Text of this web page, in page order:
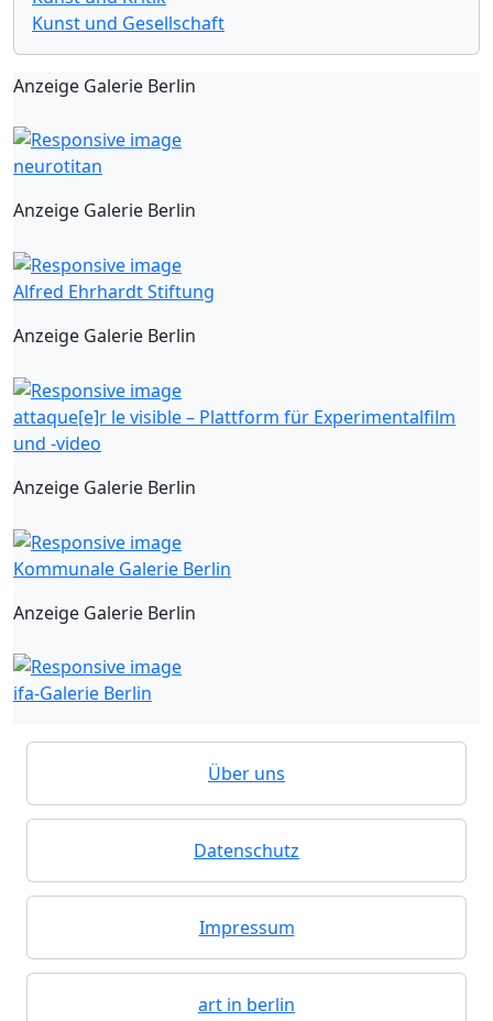
Kunst und Gesellschaft
Anzeige Galerie Berlin
neurotitan
Anzeige Galerie Berlin
Alfred Ehrhardt Stiftung
Anzeige Galerie Berlin
attaque[e]r le visible – Plattform für Experimentalfilm
und -video
Anzeige Galerie Berlin
Kommunale Galerie Berlin
Anzeige Galerie Berlin
ifa-Galerie Berlin
Über uns
Datenschutz
Impressum
art in berlin